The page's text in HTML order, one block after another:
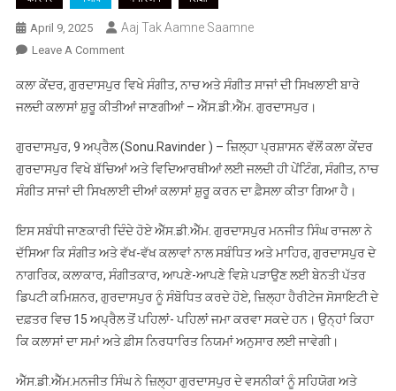
April 9, 2025 Aaj Tak Aamne Saamne
Leave A CommentOn
ਕੇਂਦਰ,
ਗੁਰਦਾਸਪੁਰ
ਸੰਗੀਤ,
ਨਾਚ
ਅਤੇ
ਸਾਜਾਂ
ਦੀ
ਸਿਖਲਾਈ
ਬਾਰੇ
ਜਲਦੀ
ਕਲਾਸਾਂ
ਕੀਤੀਆਂ
ਕਲਾ ਕੇਂਦਰ, ਗੁਰਦਾਸਪੁਰ ਵਿਖੇ ਸੰਗੀਤ, ਨਾਚ ਅਤੇ ਸੰਗੀਤ ਸਾਜਾਂ ਦੀ ਸਿਖਲਾਈ ਬਾਰੇ
ਜਲਦੀ ਕਲਾਸਾਂ ਸ਼ੁਰੂ ਕੀਤੀਆਂ ਜਾਣਗੀਆਂ – ਐੱਸ.ਡੀ.ਐੱਮ. ਗੁਰਦਾਸਪੁਰ।
ਗੁਰਦਾਸਪੁਰ, 9 ਅਪ੍ਰੈਲ (Sonu.Ravinder ) – ਜ਼ਿਲ੍ਹਾ ਪ੍ਰਸ਼ਾਸਨ ਵੱਲੋਂ ਕਲਾ ਕੇਂਦਰ
ਗੁਰਦਾਸਪੁਰ ਵਿਖੇ ਬੱਚਿਆਂ ਅਤੇ ਵਿਦਿਆਰਥੀਆਂ ਲਈ ਜਲਦੀ ਹੀ ਪੇਂਟਿੰਗ, ਸੰਗੀਤ, ਨਾਚ
ਸੰਗੀਤ ਸਾਜਾਂ ਦੀ ਸਿਖਲਾਈ ਦੀਆਂ ਕਲਾਸਾਂ ਸ਼ੁਰੂ ਕਰਨ ਦਾ ਫ਼ੈਸਲਾ ਕੀਤਾ ਗਿਆ ਹੈ।
ਇਸ ਸਬੰਧੀ ਜਾਣਕਾਰੀ ਦਿੰਦੇ ਹੋਏ ਐੱਸ.ਡੀ.ਐੱਮ. ਗੁਰਦਾਸਪੁਰ ਮਨਜੀਤ ਸਿੰਘ ਰਾਜਲਾ ਨੇ
ਦੱਸਿਆ ਕਿ ਸੰਗੀਤ ਅਤੇ ਵੱਖ-ਵੱਖ ਕਲਾਵਾਂ ਨਾਲ ਸਬੰਧਿਤ ਅਤੇ ਮਾਹਿਰ, ਗੁਰਦਾਸਪੁਰ ਦੇ
ਨਾਗਰਿਕ, ਕਲਾਕਾਰ, ਸੰਗੀਤਕਾਰ, ਆਪਣੇ-ਆਪਣੇ ਵਿਸ਼ੇ ਪੜਾਉਣ ਲਈ ਬੇਨਤੀ ਪੱਤਰ
ਡਿਪਟੀ ਕਮਿਸ਼ਨਰ, ਗੁਰਦਾਸਪੁਰ ਨੂੰ ਸੰਬੋਧਿਤ ਕਰਦੇ ਹੋਏ, ਜ਼ਿਲ੍ਹਾ ਹੈਰੀਟੇਜ ਸੋਸਾਇਟੀ ਦੇ
ਦਫ਼ਤਰ ਵਿਚ 15 ਅਪ੍ਰੈਲ ਤੋਂ ਪਹਿਲਾਂ- ਪਹਿਲਾਂ ਜਮਾ ਕਰਵਾ ਸਕਦੇ ਹਨ। ਉਨ੍ਹਾਂ ਕਿਹਾ
ਕਿ ਕਲਾਸਾਂ ਦਾ ਸਮਾਂ ਅਤੇ ਫ਼ੀਸ ਨਿਰਧਾਰਿਤ ਨਿਯਮਾਂ ਅਨੁਸਾਰ ਲਈ ਜਾਵੇਗੀ।
ਐੱਸ.ਡੀ.ਐੱਮ.ਮਨਜੀਤ ਸਿੰਘ ਨੇ ਜ਼ਿਲ੍ਹਾ ਗੁਰਦਾਸਪੁਰ ਦੇ ਵਸਨੀਕਾਂ ਨੂੰ ਸਹਿਯੋਗ ਅਤੇ